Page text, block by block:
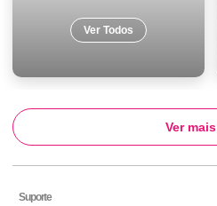
Ver Todos
Ver mais
Suporte